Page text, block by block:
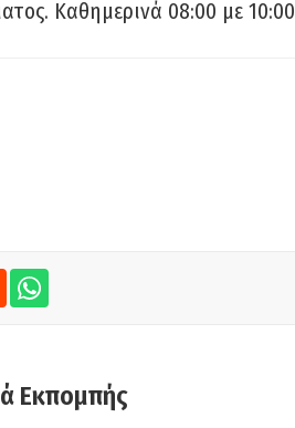
Καθημερινά 08:00 με 10:00
Εκπομπής